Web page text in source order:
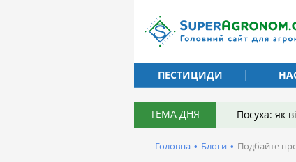
ПЕСТИЦИДИ
ТЕМА ДНЯ Посуха: як
Головна • Блоги • Подбайте